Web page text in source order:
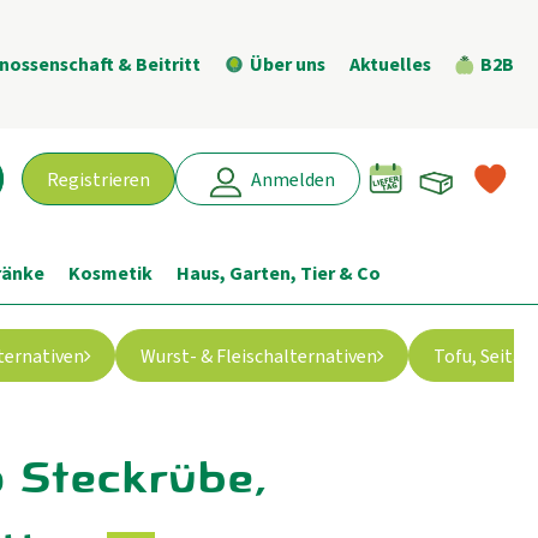
& Beitritt Über uns Aktuelles B2B
Registrieren Anmelden
Kosmetik Haus, Garten, Tier & Co
Wurst- & Fleischalternativen Tofu,
Steckrübe,